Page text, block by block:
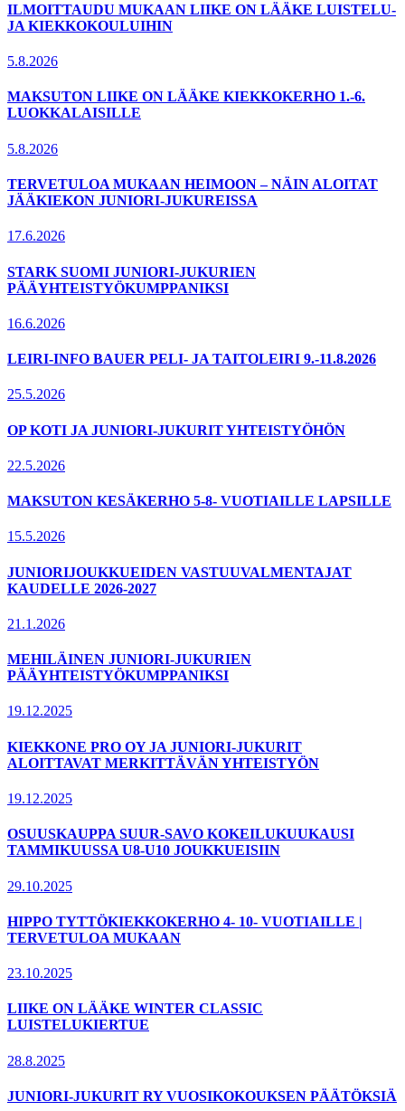
ILMOITTAUDU MUKAAN LIIKE ON LÄÄKE LUISTELU-
JA KIEKKOKOULUIHIN
5.8.2026
MAKSUTON LIIKE ON LÄÄKE KIEKKOKERHO 1.-6.
LUOKKALAISILLE
5.8.2026
TERVETULOA MUKAAN HEIMOON – NÄIN ALOITAT
JÄÄKIEKON JUNIORI-JUKUREISSA
17.6.2026
STARK SUOMI JUNIORI-JUKURIEN
PÄÄYHTEISTYÖKUMPPANIKSI
16.6.2026
LEIRI-INFO BAUER PELI- JA TAITOLEIRI 9.-11.8.2026
25.5.2026
OP KOTI JA JUNIORI-JUKURIT YHTEISTYÖHÖN
22.5.2026
MAKSUTON KESÄKERHO 5-8- VUOTIAILLE LAPSILLE
15.5.2026
JUNIORIJOUKKUEIDEN VASTUUVALMENTAJAT
KAUDELLE 2026-2027
21.1.2026
MEHILÄINEN JUNIORI-JUKURIEN
PÄÄYHTEISTYÖKUMPPANIKSI
19.12.2025
KIEKKONE PRO OY JA JUNIORI-JUKURIT
ALOITTAVAT MERKITTÄVÄN YHTEISTYÖN
19.12.2025
OSUUSKAUPPA SUUR-SAVO KOKEILUKUUKAUSI
TAMMIKUUSSA U8-U10 JOUKKUEISIIN
29.10.2025
HIPPO TYTTÖKIEKKOKERHO 4- 10- VUOTIAILLE |
TERVETULOA MUKAAN
23.10.2025
LIIKE ON LÄÄKE WINTER CLASSIC
LUISTELUKIERTUE
28.8.2025
JUNIORI-JUKURIT RY VUOSIKOKOUKSEN PÄÄTÖKSIÄ